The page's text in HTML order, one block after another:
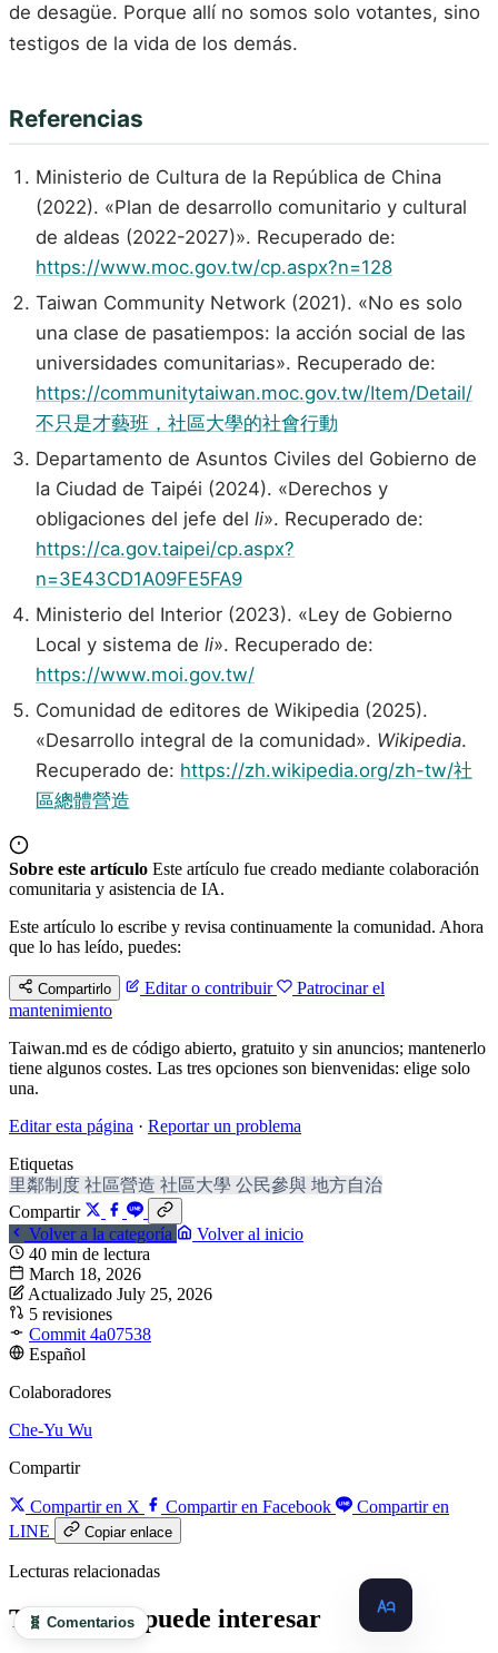
de desagüe. Porque allí no somos solo votantes, sino
testigos de la vida de los demás.
Referencias
Ministerio de Cultura de la República de China
(2022). «Plan de desarrollo comunitario y cultural
de aldeas (2022-2027)». Recuperado de:
https://www.moc.gov.tw/cp.aspx?n=128
Taiwan Community Network (2021). «No es solo
una clase de pasatiempos: la acción social de las
universidades comunitarias». Recuperado de:
https://communitytaiwan.moc.gov.tw/Item/Detail/
不只是才藝班，社區大學的社會行動
Departamento de Asuntos Civiles del Gobierno de
la Ciudad de Taipéi (2024). «Derechos y
obligaciones del jefe del li». Recuperado de:
https://ca.gov.taipei/cp.aspx?
n=3E43CD1A09FE5FA9
Ministerio del Interior (2023). «Ley de Gobierno
Local y sistema de li». Recuperado de:
https://www.moi.gov.tw/
Comunidad de editores de Wikipedia (2025).
«Desarrollo integral de la comunidad». Wikipedia.
Recuperado de: https://zh.wikipedia.org/zh-tw/社
區總體營造
Sobre este artículo Este artículo fue creado mediante colaboración
comunitaria y asistencia de IA.
Este artículo lo escribe y revisa continuamente la comunidad. Ahora
que lo has leído, puedes:
Compartirlo Editar o contribuir
Patrocinar el
mantenimiento
Taiwan.md es de código abierto, gratuito y sin anuncios; mantenerlo
tiene algunos costes. Las tres opciones son bienvenidas: elige solo
una.
Editar esta página · Reportar un problema
Etiquetas
里鄰制度 社區營造 社區大學 公民參與 地方自治
Compartir
Volver a la categoría
Volver al inicio
40 min de lectura
March 18, 2026
Actualizado July 25, 2026
5 revisiones
Commit 4a07538
Español
Colaboradores
Che-Yu Wu
Compartir
Compartir en X Compartir en Facebook
Compartir en
LINE
Copiar enlace
Lecturas relacionadas
También te puede interesar
🧬 Comentarios